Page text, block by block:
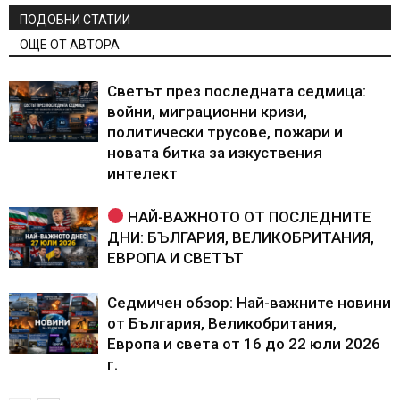
ПОДОБНИ СТАТИИ
ОЩЕ ОТ АВТОРА
Светът през последната седмица:
войни, миграционни кризи,
политически трусове, пожари и
новата битка за изкуствения
интелект
НАЙ-ВАЖНОТО ОТ ПОСЛЕДНИТЕ
ДНИ: БЪЛГАРИЯ, ВЕЛИКОБРИТАНИЯ,
ЕВРОПА И СВЕТЪТ
Седмичен обзор: Най-важните новини
от България, Великобритания,
Европа и света от 16 до 22 юли 2026
г.